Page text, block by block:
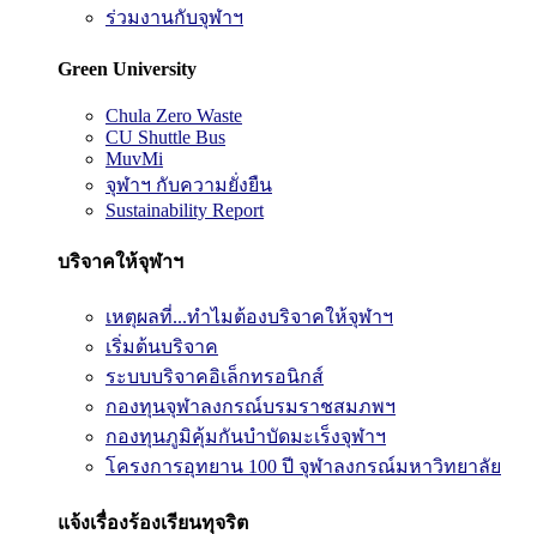
ร่วมงานกับจุฬาฯ
Green University
Chula Zero Waste
CU Shuttle Bus
MuvMi
จุฬาฯ กับความยั่งยืน
Sustainability Report
บริจาคให้จุฬาฯ
เหตุผลที่...ทำไมต้องบริจาคให้จุฬาฯ
เริ่มต้นบริจาค
ระบบบริจาคอิเล็กทรอนิกส์
กองทุนจุฬาลงกรณ์บรมราชสมภพฯ
กองทุนภูมิคุ้มกันบำบัดมะเร็งจุฬาฯ
โครงการอุทยาน 100 ปี จุฬาลงกรณ์มหาวิทยาลัย
แจ้งเรื่องร้องเรียนทุจริต